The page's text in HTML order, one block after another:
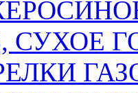
СУХОЕ